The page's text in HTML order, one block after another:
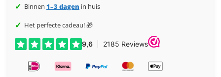
✓ Binnen 1–3 dagen in huis
✓ Het perfecte cadeau! 🎁